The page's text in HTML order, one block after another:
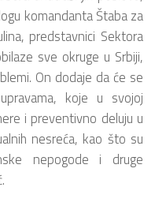
komandanta Štaba za
predstavnici Sektora
sve okruge u Srbiji,
On dodaje da će se
koje u svojoj
i preventivno deluju u
nesreća, kao što su
nepogode i druge